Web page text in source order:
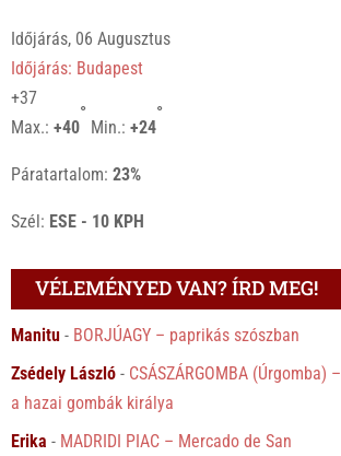
Időjárás, 06 Augusztus
Időjárás: Budapest
+37
Max.:+40
°
Min.:+24
°
Páratartalom:23%
Szél: ESE - 10 KPH
VÉLEMÉNYED VAN? ÍRD MEG!
Manitu - BORJÚAGY – paprikás szószban
Zsédely László - CSÁSZÁRGOMBA (Úrgomba) –
a hazai gombák királya
Erika - MADRIDI PIAC – Mercado de San